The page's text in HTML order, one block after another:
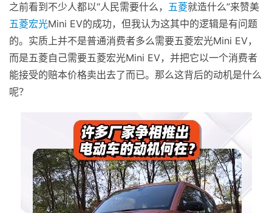
之前看到不少人都以“人民需要什么， 五菱就造什么”来赞美
五菱宏光Mini EV的成功，但我认为这其中的逻辑是有问题
的。实质上并不是普通消费者多么需要五菱宏光Mini EV，
而是五菱自己需要五菱宏光Mini EV，并把它以一个消费者
能接受的赔本价格卖出去了而已。那么这背后的动机是什么
呢？